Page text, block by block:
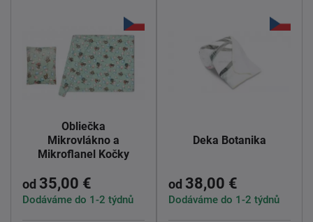
Obliečka
Mikrovlákno a
Mikroflanel Kočky
od 35,00 €
Dodáváme do 1-2 týdnů
Deka Botanika
od 38,00 €
Dodáváme do 1-2 týdnů